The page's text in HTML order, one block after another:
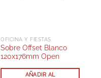
OFICINA Y FIESTAS
Sobre Offset Blanco
120x176mm Open
AÑADIR AL